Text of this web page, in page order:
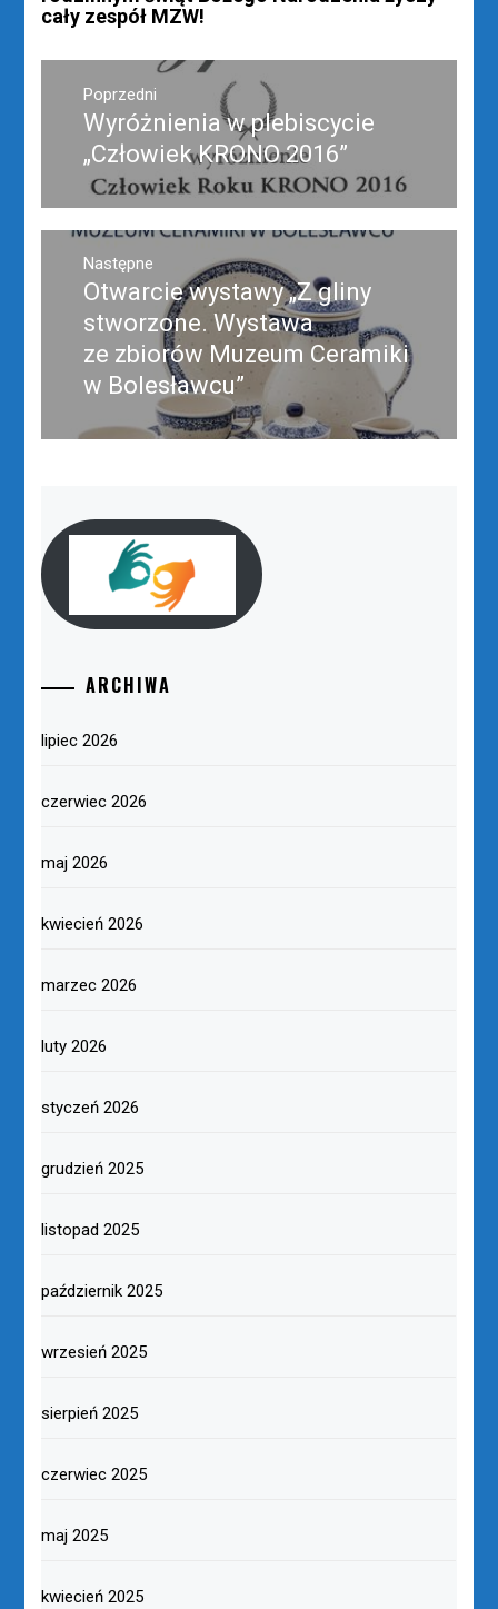
cały zespół MZW!
Nawigacja
wpisuPoprzedni
Poprzedni
wpis:
Wyróżnienia w plebiscycie
„Człowiek KRONO 2016”
Następne
Następny
post:
Otwarcie wystawy „Z gliny
stworzone. Wystawa
ze zbiorów Muzeum Ceramiki
w Bolesławcu”
ARCHIWA
lipiec 2026
czerwiec 2026
maj 2026
kwiecień 2026
marzec 2026
luty 2026
styczeń 2026
grudzień 2025
listopad 2025
październik 2025
wrzesień 2025
sierpień 2025
czerwiec 2025
maj 2025
kwiecień 2025